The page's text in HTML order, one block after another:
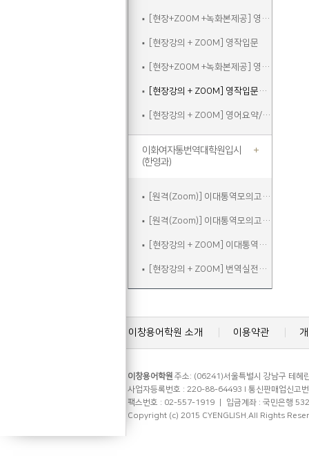
[현장+ZOOM +녹화본제공] 영작입문
[현장강의 + ZOOM] 영작입문
[현장+ZOOM +녹화본제공] 영작입문주말
[현장강의 + ZOOM] 영작입문주말
[현장강의 + ZOOM] 영어요약/에세이쓰기
이화여자통번역대학원입시
(한영과)
[원격(Zoom)] 이대통역모의고사A
[원격(Zoom)] 이대통역모의고사B
[현장강의 + ZOOM] 이대통역실전
[현장강의 + ZOOM] 번역실전주말
이창용어학원 소개 이용약관
이창용어학원 주소: (06241)서울특별시 강남구 테헤
사업자등록번호 : 220-88-64493 l 통신판매업신고
팩스번호 : 02-557-1919 ㅣ 입금계좌 : 국민은행
Copyright (c) 2015 CYENGLISH.All Rights